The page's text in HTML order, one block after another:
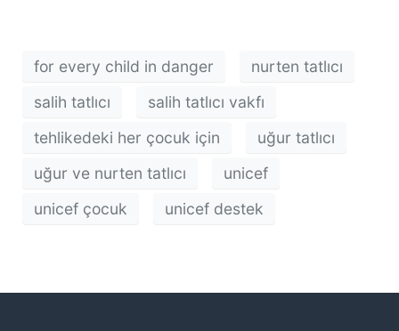
for every child in danger
nurten tatlıcı
salih tatlıcı
salih tatlıcı vakfı
tehlikedeki her çocuk için
uğur tatlıcı
uğur ve nurten tatlıcı
unicef
unicef çocuk
unicef destek